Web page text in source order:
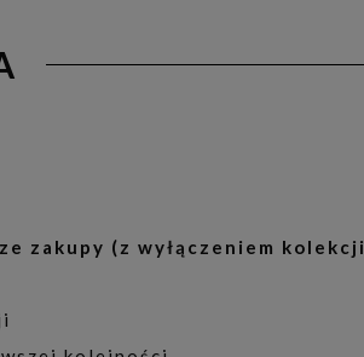
zakupy (z wyłączeniem kolekcji